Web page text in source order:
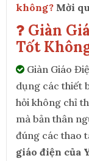
không? Mời
Giàn
Tốt
Giàn Giáo
dụng các thiết
hỏi không chỉ
mà bản thân
đúng các thao
giáo điện của